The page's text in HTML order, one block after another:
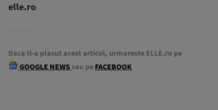
elle.ro
Daca ti-a placut acest articol, urmareste ELLE.ro pe
GOOGLE NEWS sau pe FACEBOOK